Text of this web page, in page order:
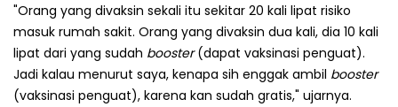
"Orang yang divaksin sekali itu sekitar 20 kali lipat risiko
masuk rumah sakit. Orang yang divaksin dua kali, dia 10 kali
lipat dari yang sudah booster(dapat vaksinasi penguat).
Jadi kalau menurut saya, kenapa sih enggak ambil booster
(vaksinasi penguat), karena kan sudah gratis," ujarnya.